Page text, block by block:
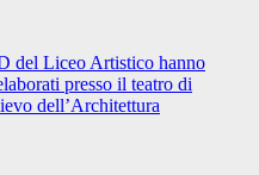
del Liceo Artistico hanno
presso il teatro di
dell’Architettura